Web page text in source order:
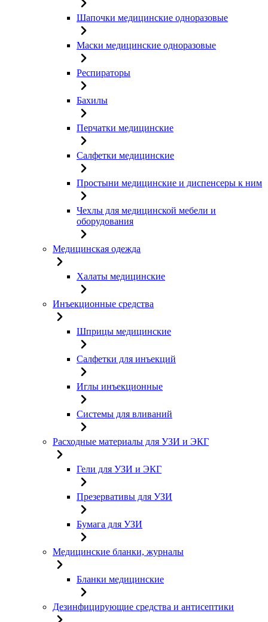
Шапочки медицинские одноразовые
Маски медицинские одноразовые
Респираторы
Бахилы
Перчатки медицинские
Салфетки медицинские
Простыни медицинские и диспенсеры к ним
Чехлы для медицинской мебели и
оборудования
Медицинская одежда
Халаты медицинские
Инъекционные средства
Шприцы медицинские
Салфетки для инъекций
Иглы инъекционные
Системы для вливаний
Расходные материалы для УЗИ и ЭКГ
Гели для УЗИ и ЭКГ
Презервативы для УЗИ
Бумага для УЗИ
Медицинские бланки, журналы
Бланки медицинские
Дезинфицирующие средства и антисептики